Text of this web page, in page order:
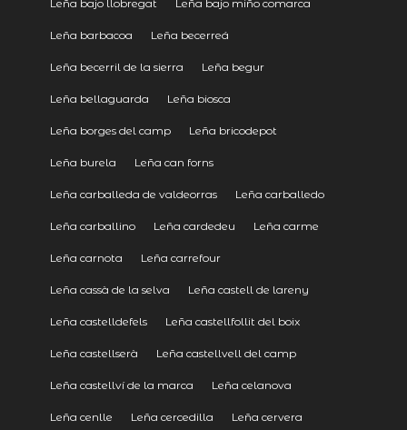
Leña bajo llobregat Leña bajo miño comarca
Leña barbacoa Leña becerreá
Leña becerril de la sierra Leña begur
Leña bellaguarda Leña biosca
Leña borges del camp Leña bricodepot
Leña burela Leña can forns
Leña carballeda de valdeorras Leña carballedo
Leña carballino Leña cardedeu Leña carme
Leña carnota Leña carrefour
Leña cassà de la selva Leña castell de lareny
Leña castelldefels Leña castellfollit del boix
Leña castellserà Leña castellvell del camp
Leña castellví de la marca Leña celanova
Leña cenlle Leña cercedilla Leña cervera